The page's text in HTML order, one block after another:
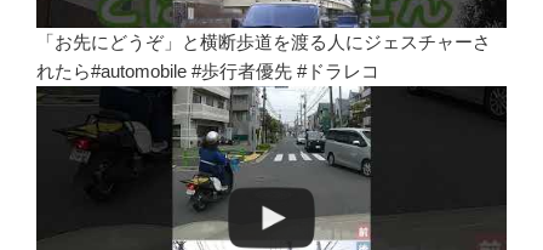
「お先にどうぞ」と横断歩道を渡る人にジェスチャーさ
れたら#automobile #歩行者優先 #ドラレコ